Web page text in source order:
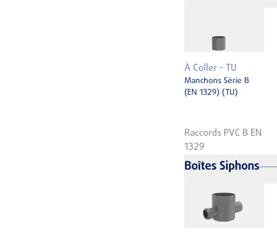
À Coller - TU
Manchons Série B
(EN 1329) (TU)
Raccords PVC B EN
1329
Boîtes Siphons